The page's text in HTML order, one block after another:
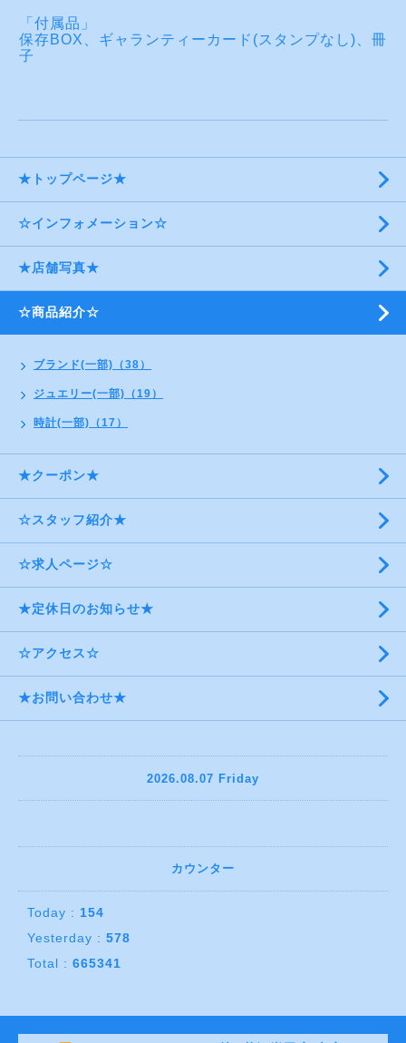
「付属品」
保存BOX、ギャランティーカード(スタンプなし)、冊
子
★トップページ★
☆インフォメーション☆
★店舗写真★
☆商品紹介☆
ブランド(一部)（38）
ジュエリー(一部)（19）
時計(一部)（17）
★クーポン★
☆スタッフ紹介★
☆求人ページ☆
★定休日のお知らせ★
☆アクセス☆
★お問い合わせ★
2026.08.07 Friday
カウンター
Today : 154
Yesterday : 578
Total : 665341